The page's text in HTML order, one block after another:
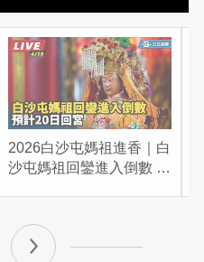
2026白沙屯媽祖進香｜白
沙屯媽祖回鑾進入倒數 預